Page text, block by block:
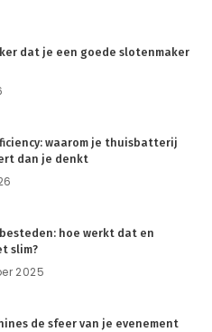
dat je een goede slotenmaker
waarom je thuisbatterij
dan je denkt
hoe werkt dat en
slim?
2025
de sfeer van je evenement